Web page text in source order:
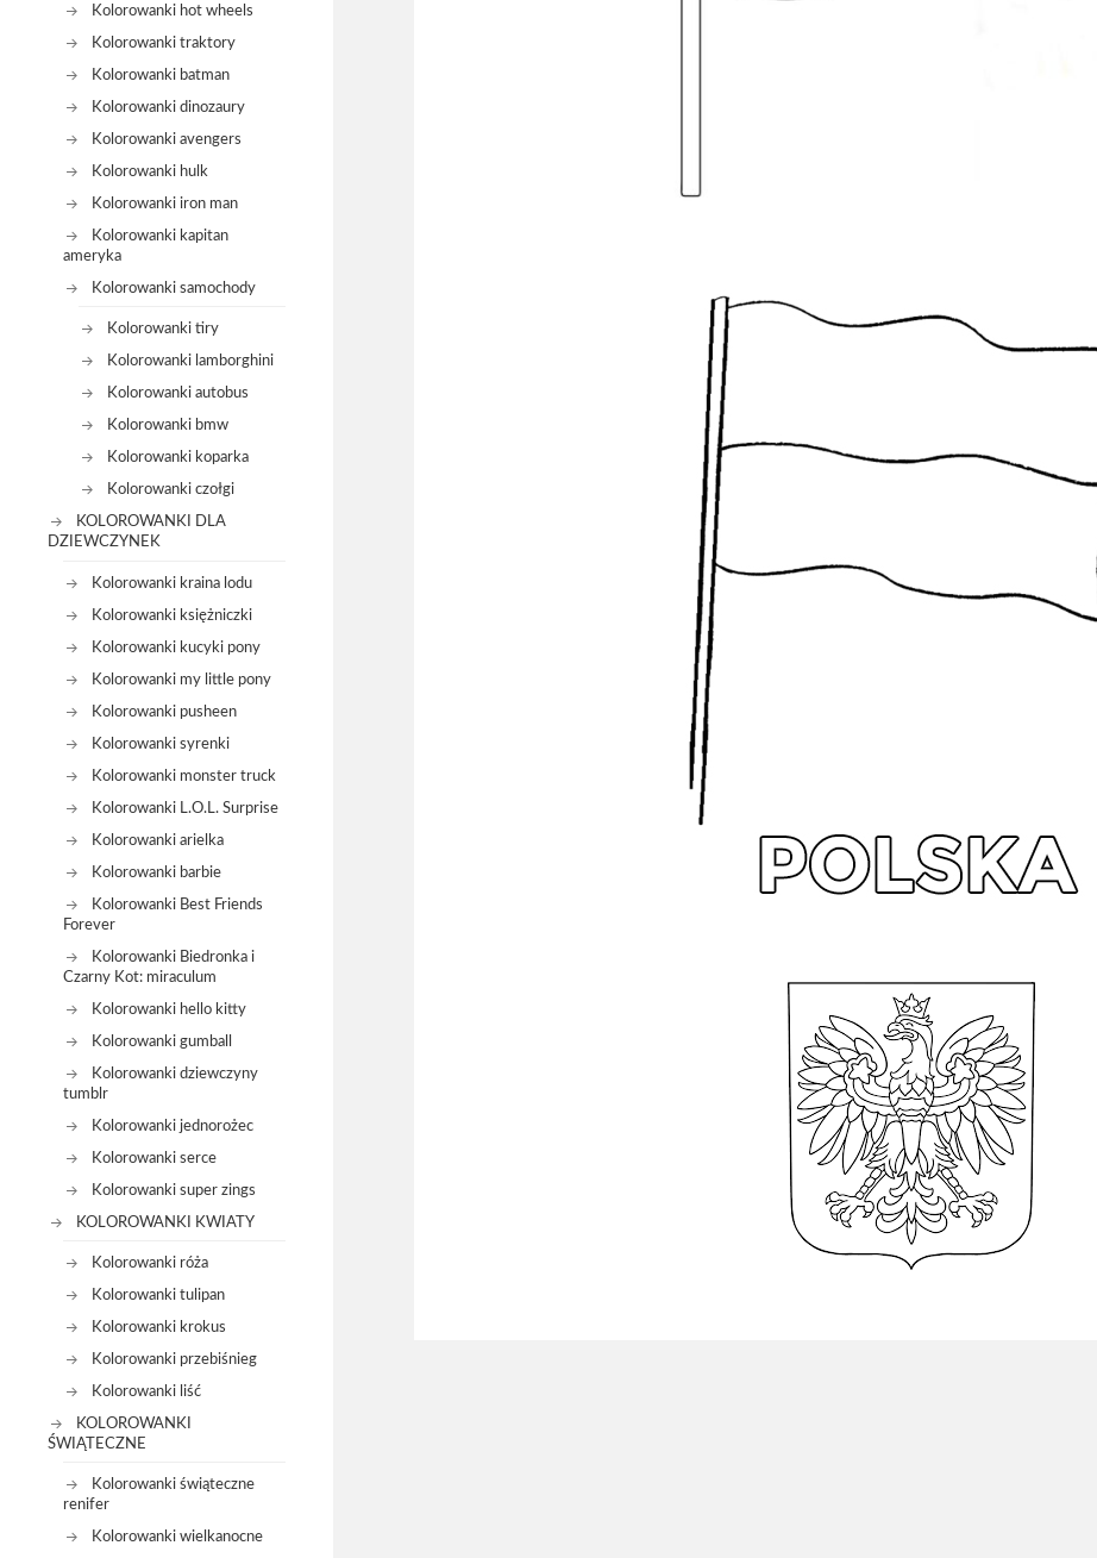
Kolorowanki hot wheels
Kolorowanki traktory
Kolorowanki batman
Kolorowanki dinozaury
Kolorowanki avengers
Kolorowanki hulk
Kolorowanki iron man
Kolorowanki kapitan
ameryka
Kolorowanki samochody
Kolorowanki tiry
Kolorowanki lamborghini
Kolorowanki autobus
Kolorowanki bmw
Kolorowanki koparka
Kolorowanki czołgi
KOLOROWANKI DLA
DZIEWCZYNEK
Kolorowanki kraina lodu
Kolorowanki księżniczki
Kolorowanki kucyki pony
Kolorowanki my little pony
Kolorowanki pusheen
Kolorowanki syrenki
Kolorowanki monster truck
Kolorowanki L.O.L. Surprise
Kolorowanki arielka
Kolorowanki barbie
Kolorowanki Best Friends
Forever
Kolorowanki Biedronka i
Czarny Kot: miraculum
Kolorowanki hello kitty
Kolorowanki gumball
Kolorowanki dziewczyny
tumblr
Kolorowanki jednorożec
Kolorowanki serce
Kolorowanki super zings
KOLOROWANKI KWIATY
Kolorowanki róża
Kolorowanki tulipan
Kolorowanki krokus
Kolorowanki przebiśnieg
Kolorowanki liść
KOLOROWANKI
ŚWIĄTECZNE
Kolorowanki świąteczne
renifer
Kolorowanki wielkanocne